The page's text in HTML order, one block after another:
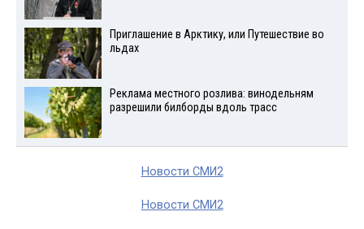
Приглашение в Арктику, или Путешествие во
льдах
Реклама местного розлива: винодельням
разрешили билборды вдоль трасс
Новости СМИ2
Новости СМИ2